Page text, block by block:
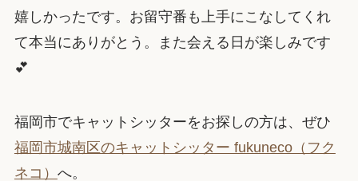
嬉しかったです。お留守番も上手にこなしてくれ
て本当にありがとう。また会える日が楽しみです
💕
福岡市でキャットシッターをお探しの方は、ぜひ
福岡市城南区のキャットシッター fukuneco（フク
ネコ） へ。